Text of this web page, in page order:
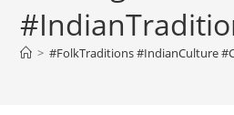
> #FolkTraditions #IndianCulture